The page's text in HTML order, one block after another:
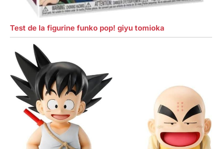
Test de la figurine funko pop! giyu tomioka